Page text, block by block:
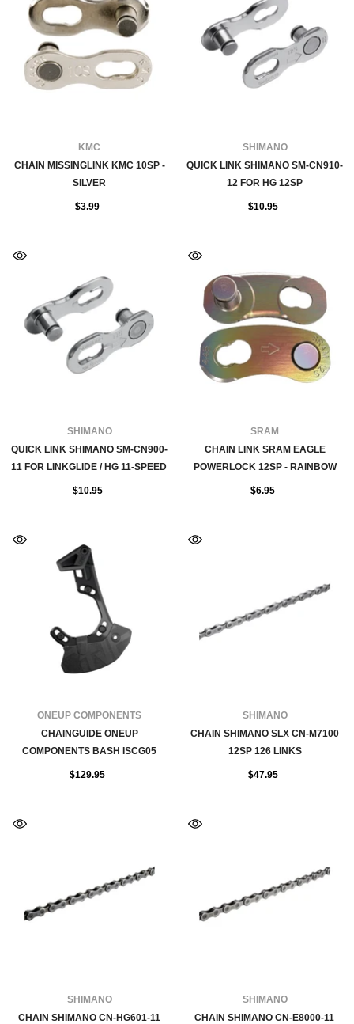
FOURNISSEUR:KMC
CHAIN MISSINGLINK KMC 10SP -
SILVER
$3.99
FOURNISSEUR:SHIMANO
QUICK LINK SHIMANO SM-CN910-
12 FOR HG 12SP
$10.95
FOURNISSEUR:SHIMANO
QUICK LINK SHIMANO SM-CN900-
11 FOR LINKGLIDE / HG 11-SPEED
$10.95
FOURNISSEUR:SRAM
CHAIN LINK SRAM EAGLE
POWERLOCK 12SP - RAINBOW
$6.95
FOURNISSEUR:
ONEUP COMPONENTS
CHAINGUIDE ONEUP
COMPONENTS BASH ISCG05
$129.95
FOURNISSEUR:SHIMANO
CHAIN SHIMANO SLX CN-M7100
12SP 126 LINKS
$47.95
FOURNISSEUR:SHIMANO
CHAIN SHIMANO CN-HG601-11
FOURNISSEUR:SHIMANO
CHAIN SHIMANO CN-E8000-11